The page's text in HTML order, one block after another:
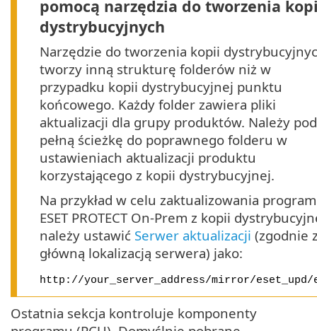
pomocą narzędzia do tworzenia
dystrybucyjnych
Narzędzie do tworzenia kopii
tworzy inną strukturę folderów niż w
przypadku kopii dystrybucyjnej punktu
końcowego. Każdy folder zawiera pliki
aktualizacji dla grupy produktów. Należy
pełną ścieżkę do poprawnego folderu w
ustawieniach aktualizacji produktu
korzystającego z kopii dystrybucyjnej.
Na przykład w celu zaktualizowania
ESET PROTECT On-Prem z kopii
należy ustawić Serwer aktualizacji (zgodnie
główną lokalizacją serwera) jako:
http://your_server_address/mirror/eset_upd/
Ostatnia sekcja kontroluje komponenty